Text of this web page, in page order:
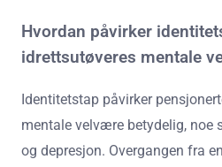
Hvordan påvirker
idrettsutøveres mentale
Identitetstap påvirker
mentale velvære betydelig, noe
og depresjon. Overgangen fra